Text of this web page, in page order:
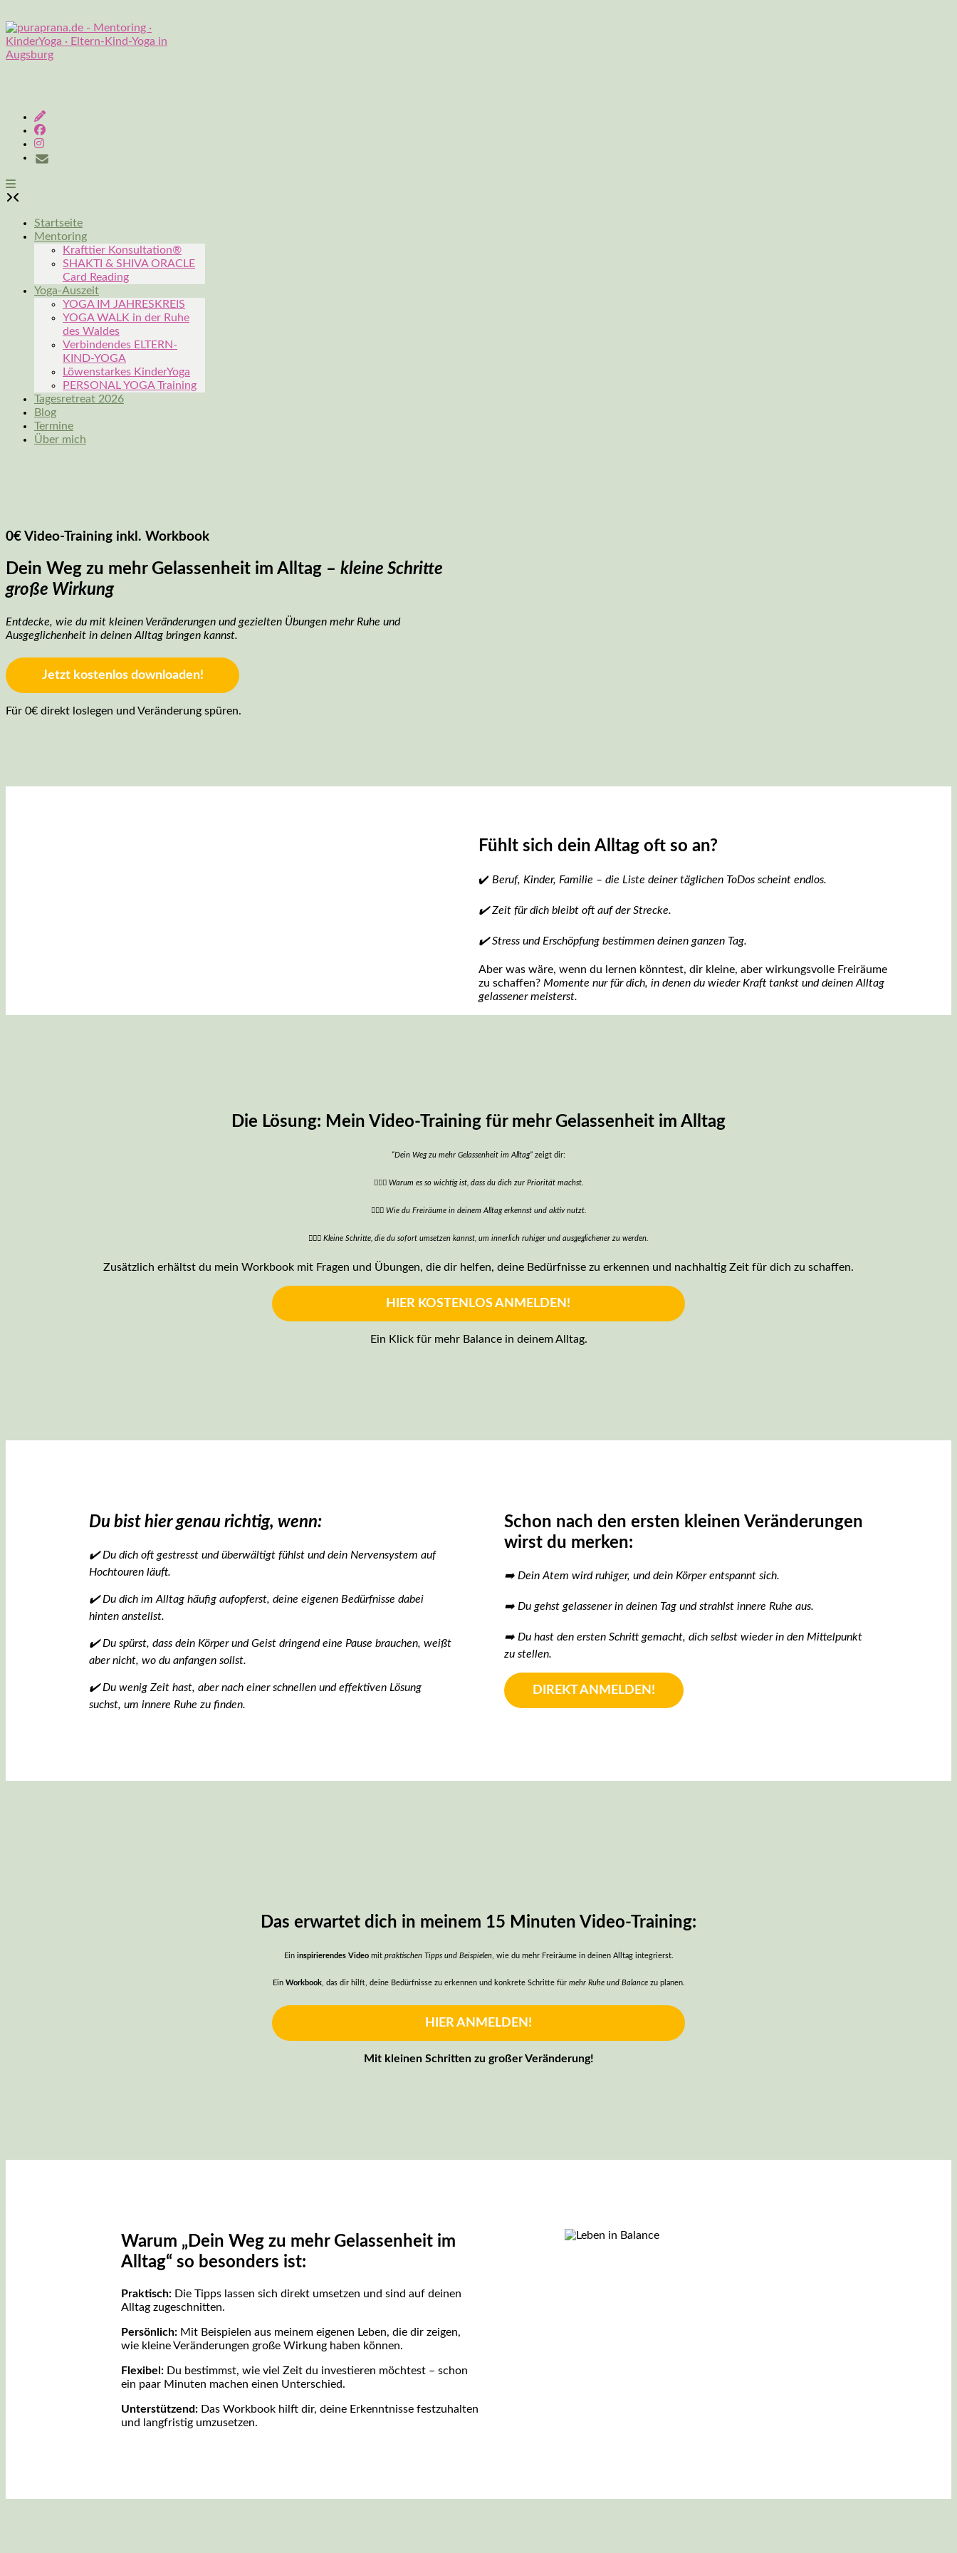
to
content
Startseite
Mentoring
Krafttier Konsultation®
SHAKTI & SHIVA ORACLE
Card Reading
Yoga-Auszeit
YOGA IM JAHRESKREIS
YOGA WALK in der Ruhe
des Waldes
Verbindendes ELTERN-
KIND-YOGA
Löwenstarkes KinderYoga
PERSONAL YOGA Training
Tagesretreat 2026
Blog
Termine
Über mich
0€ Video-Training inkl. Workbook
Dein Weg zu mehr Gelassenheit im Alltag – kleine Schritte
große Wirkung
Entdecke, wie du mit kleinen Veränderungen und gezielten Übungen mehr Ruhe und
Ausgeglichenheit in deinen Alltag bringen kannst.
Jetzt kostenlos downloaden!
Für 0€ direkt loslegen und Veränderung spüren.
Fühlt sich dein Alltag oft so an?
✔️ Beruf, Kinder, Familie – die Liste deiner täglichen ToDos scheint endlos.
✔️ Zeit für dich bleibt oft auf der Strecke.
✔️ Stress und Erschöpfung bestimmen deinen ganzen Tag.
Aber was wäre, wenn du lernen könntest, dir kleine, aber wirkungsvolle Freiräume
zu schaffen? Momente nur für dich, in denen du wieder Kraft tankst und deinen Alltag
gelassener meisterst.
Die Lösung: Mein Video-Training für mehr Gelassenheit im Alltag
“Dein Weg zu mehr Gelassenheit im Alltag” zeigt dir:
🧘🏻‍♀️ Warum es so wichtig ist, dass du dich zur Priorität machst.
🧘🏻‍♀️ Wie du Freiräume in deinem Alltag erkennst und aktiv nutzt.
🧘🏻‍♀️ Kleine Schritte, die du sofort umsetzen kannst, um innerlich ruhiger und ausgeglichener zu werden.
Zusätzlich erhältst du mein Workbook mit Fragen und Übungen, die dir helfen, deine Bedürfnisse zu erkennen und nachhaltig Zeit für dich zu schaffen.
HIER KOSTENLOS ANMELDEN!
Ein Klick für mehr Balance in deinem Alltag.
Du bist hier genau richtig, wenn:
✔️ Du dich oft gestresst und überwältigt fühlst und dein Nervensystem auf
Hochtouren läuft.
✔️ Du dich im Alltag häufig aufopferst, deine eigenen Bedürfnisse dabei
hinten anstellst.
✔️ Du spürst, dass dein Körper und Geist dringend eine Pause brauchen, weißt
aber nicht, wo du anfangen sollst.
✔️ Du wenig Zeit hast, aber nach einer schnellen und effektiven Lösung
suchst, um innere Ruhe zu finden.
Schon nach den ersten kleinen Veränderungen
wirst du merken:
➡️ Dein Atem wird ruhiger, und dein Körper entspannt sich.
➡️ Du gehst gelassener in deinen Tag und strahlst innere Ruhe aus.
➡️ Du hast den ersten Schritt gemacht, dich selbst wieder in den Mittelpunkt
zu stellen.
DIREKT ANMELDEN!
Das erwartet dich in meinem 15 Minuten Video-Training:
Ein inspirierendes Videomit praktischen Tipps und Beispielen, wie du mehr Freiräume in deinen Alltag integrierst.
Ein Workbook, das dir hilft, deine Bedürfnisse zu erkennen und konkrete Schritte für mehr Ruhe und Balancezu planen.
HIER ANMELDEN!
Mit kleinen Schritten zu großer Veränderung!
Warum „Dein Weg zu mehr Gelassenheit im
Alltag“ so besonders ist:
Praktisch:Die Tipps lassen sich direkt umsetzen und sind auf deinen
Alltag zugeschnitten.
Persönlich:Mit Beispielen aus meinem eigenen Leben, die dir zeigen,
wie kleine Veränderungen große Wirkung haben können.
Flexibel:Du bestimmst, wie viel Zeit du investieren möchtest – schon
ein paar Minuten machen einen Unterschied.
Unterstützend:Das Workbook hilft dir, deine Erkenntnisse festzuhalten
und langfristig umzusetzen.